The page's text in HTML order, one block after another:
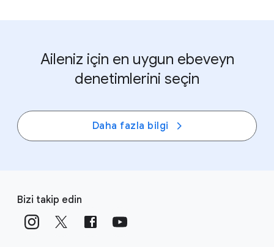
Aileniz için en uygun ebeveyn
denetimlerini seçin
Daha fazla bilgi
S
Bizi takip edin